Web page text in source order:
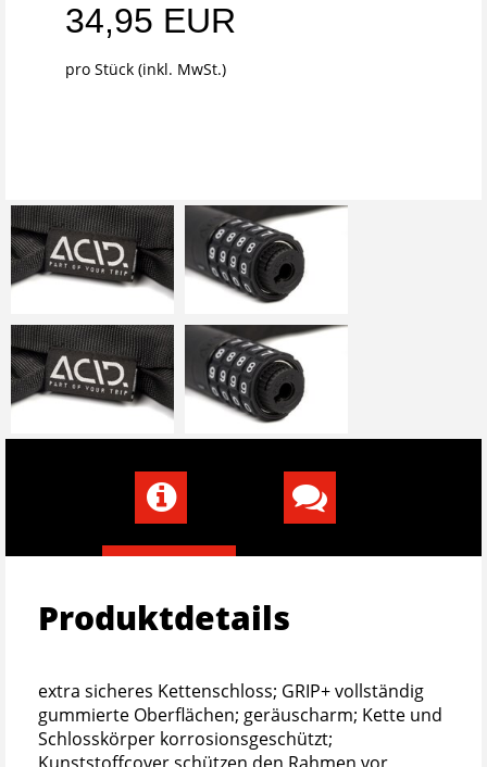
34,95 EUR
pro Stück (inkl. MwSt.)
Produktdetails
extra sicheres Kettenschloss; GRIP+ vollständig
gummierte Oberflächen; geräuscharm; Kette und
Schlosskörper korrosionsgeschützt;